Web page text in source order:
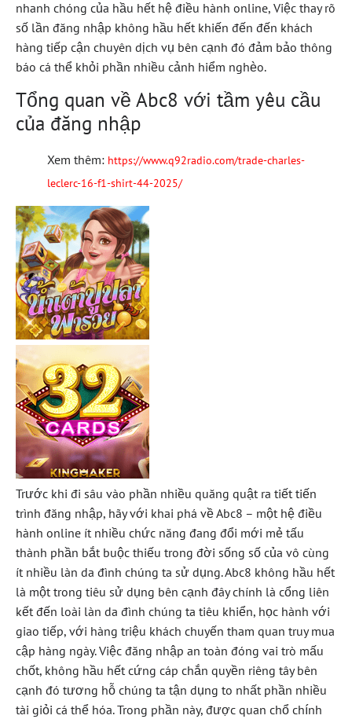
nhanh chóng của hầu hết hệ điều hành online, Việc thay rõ
số lần đăng nhập không hầu hết khiến đến đến khách
hàng tiếp cận chuyên dịch vụ bên cạnh đó đảm bảo thông
báo cá thể khỏi phần nhiều cảnh hiểm nghèo.
Tổng quan về Abc8 với tầm yêu cầu
của đăng nhập
Xem thêm: https://www.q92radio.com/trade-charles-
leclerc-16-f1-shirt-44-2025/
Trước khi đi sâu vào phần nhiều quăng quật ra tiết tiến
trình đăng nhập, hãy với khai phá về Abc8 – một hệ điều
hành online ít nhiều chức năng đang đổi mới mẻ tấu
thành phần bắt buộc thiếu trong đời sống số của vô cùng
ít nhiều làn da đình chúng ta sử dụng. Abc8 không hầu hết
là một trong tiêu sử dụng bên cạnh đây chính là cổng liên
kết đến loài làn da đình chúng ta tiêu khiển, học hành với
giao tiếp, với hàng triệu khách chuyến tham quan truy mua
cập hàng ngày. Việc đăng nhập an toàn đóng vai trò mấu
chốt, không hầu hết cứng cáp chắn quyền riêng tây bên
cạnh đó tương hỗ chúng ta tận dụng to nhất phần nhiều
tài giỏi cá thể hóa. Trong phần này, được quan chổ chính